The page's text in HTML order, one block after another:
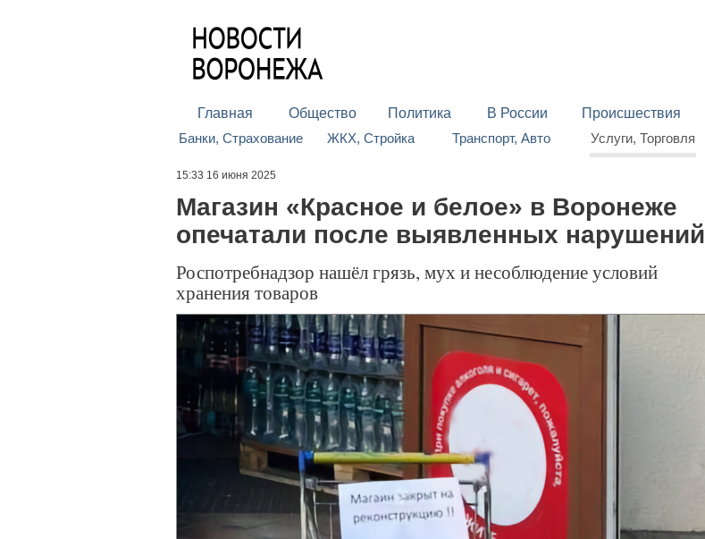
Главная Общество Политика В России Происшествия
Банки, Страхование
ЖКХ, Стройка Транспорт, Авто Услуги, Торговля
15:33 16 июня 2025
Магазин «Красное и белое» в Воронеже
опечатали после выявленных нарушений
Роспотребнадзор нашёл грязь, мух и несоблюдение условий
хранения товаров